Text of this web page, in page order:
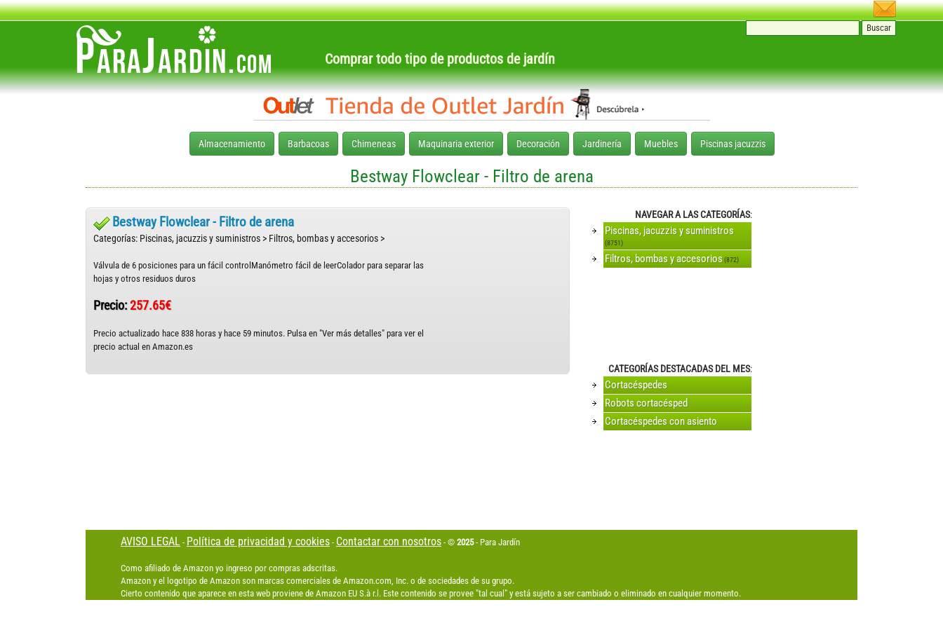
Comprar todo tipo de productos de jardín
Almacenamiento Barbacoas Chimeneas Maquinaria exterior Decoración Jardinería Muebles Piscinas jacuzzis
Bestway Flowclear - Filtro de arena
Bestway Flowclear - Filtro de arena
Categorías: Piscinas, jacuzzis y suministros > Filtros, bombas y accesorios >
Válvula de 6 posiciones para un fácil controlManómetro fácil de leerColador para separar las
hojas y otros residuos duros
Precio:257.65€
Precio actualizado hace 838 horas y hace 59 minutos. Pulsa en "Ver más detalles" para ver el
precio actual en Amazon.es
NAVEGAR A LAS CATEGORÍAS:
Piscinas, jacuzzis y suministros
(8751)
Filtros, bombas y accesorios(872)
CATEGORÍAS DESTACADAS DEL MES:
Cortacéspedes
Robots cortacésped
Cortacéspedes con asiento
AVISO LEGAL - Política de privacidad y cookies - Contactar con nosotros - © 2025- Para Jardín
Como afiliado de Amazon yo ingreso por compras adscritas.
Amazon y el logotipo de Amazon son marcas comerciales de Amazon.com, Inc. o de sociedades de su grupo.
Cierto contenido que aparece en esta web proviene de Amazon EU S.à r.l. Este contenido se provee "tal cual" y está sujeto a ser cambiado o eliminado en cualquier momento.